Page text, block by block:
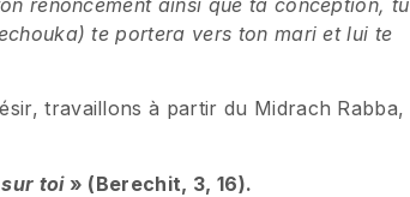
te portera vers ton mari et lui te
travaillons à partir du Midrach Rabba,
toi» (Berechit, 3, 16).